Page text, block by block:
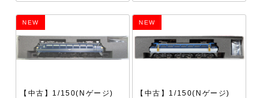
NEW
【中古】1/150(Nゲージ)
NEW
【中古】1/150(Nゲージ)